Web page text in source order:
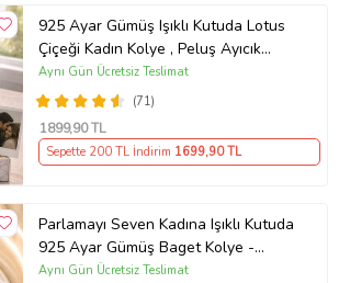
925 Ayar Gümüş Işıklı Kutuda Lotus
Çiçeği Kadın Kolye , Peluş Ayıcık
Anahtarlık Marteniçka Bileklik,
Polaroid Fotoğraf Hediye
(71)
Aynı Gün Ücretsiz Teslimat
1899,90 TL
Sepette 200 TL İndirim 1699,90 TL
Parlamayı Seven Kadına Işıklı Kutuda
925 Ayar Gümüş Baget Kolye -
Kişiye Özel Fotoğraf Hediye
Aynı Gün Ücretsiz Teslimat